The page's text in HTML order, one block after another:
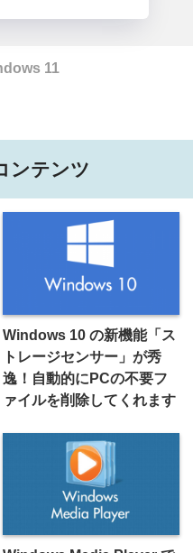
11
ンテンツ
Windows 10 の新機能「ス
トレージセンサー」が秀
逸！自動的にPCの不要フ
ァイルを削除してくれます